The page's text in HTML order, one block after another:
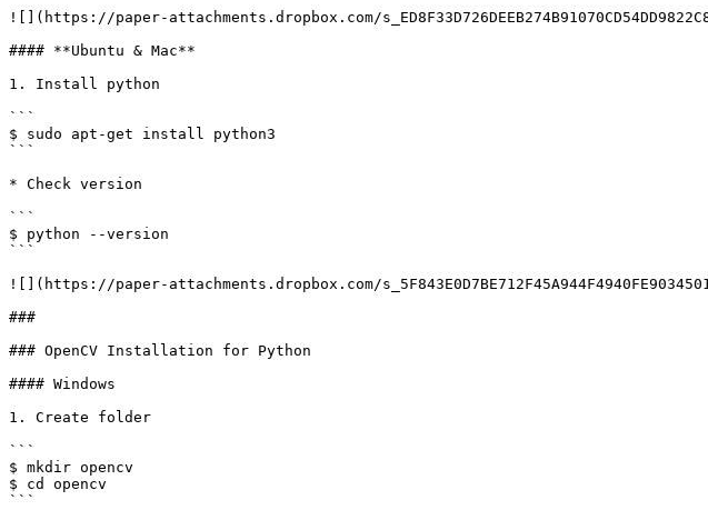
![](https://paper-attachments.dropbox.com/
#### **Ubuntu & Mac**
1. Install python
```
$ sudo apt-get install python3
```
* Check version
```
$ python --version
```
![](https://paper-attachments.dropbox.com/
###
### OpenCV Installation for Python
#### Windows
1. Create folder
```
$ mkdir opencv
$ cd opencv
```